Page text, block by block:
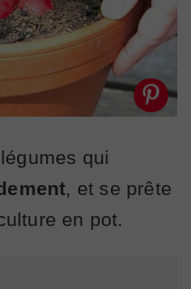
qui
, et se prête
en pot.